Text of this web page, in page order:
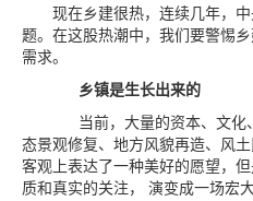
现在乡建很热，连续几年，
题。在这股热潮中，我们要警惕
需求。
乡镇是生长出来的
当前，大量的资本、文化
态景观修复、地方风貌再造、风
客观上表达了一种美好的愿望，
质和真实的关注， 演变成一场宏